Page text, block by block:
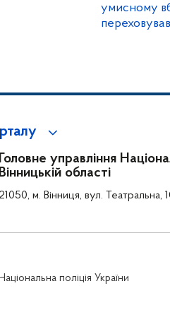
умисному
Головне управління
Вінницькій області
м. Вінниця, вул. Театральна,
Національна поліція України